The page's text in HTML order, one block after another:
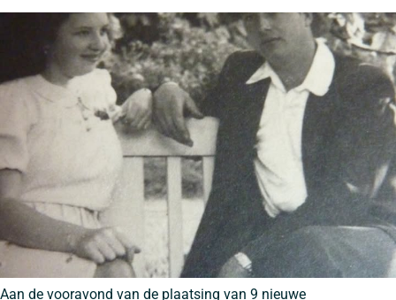
Aan de vooravond van de plaatsing van 9 nieuwe